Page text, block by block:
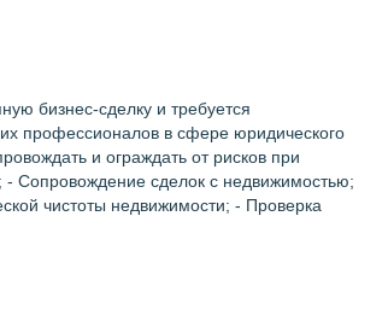
бизнес-сделку и требуется
профессионалов в сфере юридического
и ограждать от рисков при
Сопровождение сделок с недвижимостью;
чистоты недвижимости; - Проверка